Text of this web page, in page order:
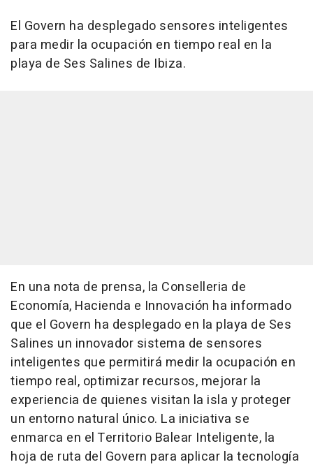
El Govern ha desplegado sensores inteligentes
para medir la ocupación en tiempo real en la
playa de Ses Salines de Ibiza.
En una nota de prensa, la Conselleria de
Economía, Hacienda e Innovación ha informado
que el Govern ha desplegado en la playa de Ses
Salines un innovador sistema de sensores
inteligentes que permitirá medir la ocupación en
tiempo real, optimizar recursos, mejorar la
experiencia de quienes visitan la isla y proteger
un entorno natural único. La iniciativa se
enmarca en el Territorio Balear Inteligente, la
hoja de ruta del Govern para aplicar la tecnología